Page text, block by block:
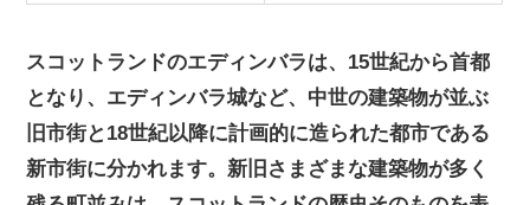
スコットランドのエディンバラは、15世紀から首都
となり、エディンバラ城など、中世の建築物が並ぶ
旧市街と18世紀以降に計画的に造られた都市である
新市街に分かれます。新旧さまざまな建築物が多く